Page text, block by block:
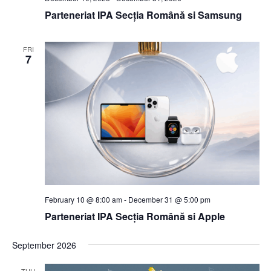
Parteneriat IPA Secția Română si Samsung
FRI
7
February 10 @ 8:00 am- December 31 @ 5:00 pm
Parteneriat IPA Secția Română si Apple
September 2026